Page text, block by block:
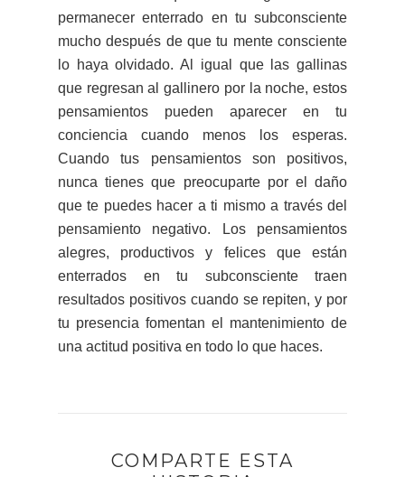
permanecer enterrado en tu subconsciente
mucho después de que tu mente consciente
lo haya olvidado. Al igual que las gallinas
que regresan al gallinero por la noche, estos
pensamientos pueden aparecer en tu
conciencia cuando menos los esperas.
Cuando tus pensamientos son positivos,
nunca tienes que preocuparte por el daño
que te puedes hacer a ti mismo a través del
pensamiento negativo. Los pensamientos
alegres, productivos y felices que están
enterrados en tu subconsciente traen
resultados positivos cuando se repiten, y por
tu presencia fomentan el mantenimiento de
una actitud positiva en todo lo que haces.
COMPARTE ESTA